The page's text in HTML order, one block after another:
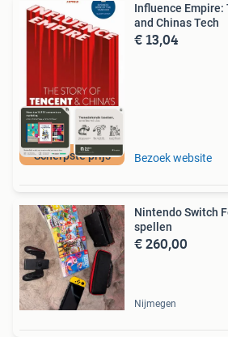
Scherpste prijs
Influence Empire:
and Chinas Tech
€ 13,04
Bezoek website
Nintendo Switch
spellen
€ 260,00
Nijmegen